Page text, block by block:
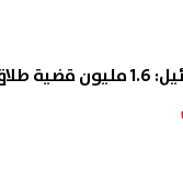
انتخابات المجالس